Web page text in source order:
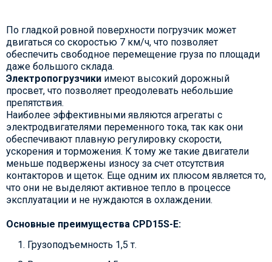
По гладкой ровной поверхности погрузчик может
двигаться со скоростью 7 км/ч, что позволяет
обеспечить свободное перемещение груза по площади
даже большого склада.
Электропогрузчикиимеют высокий дорожный
просвет, что позволяет преодолевать небольшие
препятствия.
Наиболее эффективными являются агрегаты с
электродвигателями переменного тока, так как они
обеспечивают плавную регулировку скорости,
ускорения и торможения. К тому же такие двигатели
меньше подвержены износу за счет отсутствия
контакторов и щеток. Еще одним их плюсом является то,
что они не выделяют активное тепло в процессе
эксплуатации и не нуждаются в охлаждении.
Основные преимущества CPD15S-E:
Грузоподъемность 1,5 т.